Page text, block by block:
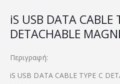
iS USB DATA CABLE
DETACHABLE
Περιγραφή:
iS USB DATA CABLE TYPE C